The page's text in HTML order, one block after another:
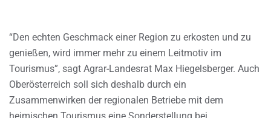
“Den echten Geschmack einer Region zu erkosten und zu
genießen, wird immer mehr zu einem Leitmotiv im
Tourismus”, sagt Agrar-Landesrat Max Hiegelsberger. Auch
Oberösterreich soll sich deshalb durch ein
Zusammenwirken der regionalen Betriebe mit dem